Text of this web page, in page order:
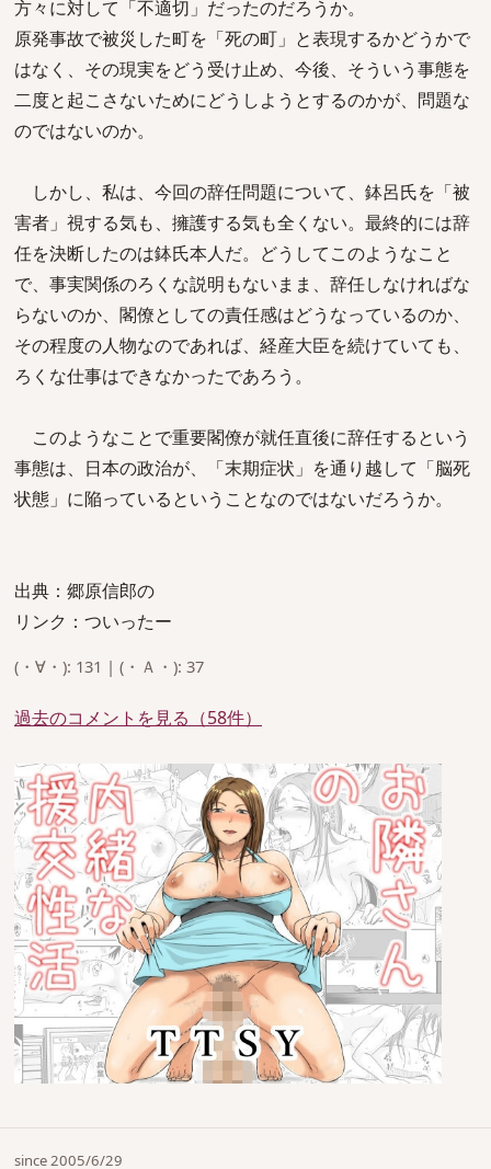
方々に対して「不適切」だったのだろうか。
原発事故で被災した町を「死の町」と表現するかどうかで
はなく、その現実をどう受け止め、今後、そういう事態を
二度と起こさないためにどうしようとするのかが、問題な
のではないのか。
しかし、私は、今回の辞任問題について、鉢呂氏を「被
害者」視する気も、擁護する気も全くない。最終的には辞
任を決断したのは鉢氏本人だ。どうしてこのようなこと
で、事実関係のろくな説明もないまま、辞任しなければな
らないのか、閣僚としての責任感はどうなっているのか、
その程度の人物なのであれば、経産大臣を続けていても、
ろくな仕事はできなかったであろう。
このようなことで重要閣僚が就任直後に辞任するという
事態は、日本の政治が、「末期症状」を通り越して「脳死
状態」に陥っているということなのではないだろうか。
出典：郷原信郎の
リンク：ついったー
(・∀・): 131 | (・Ａ・): 37
過去のコメントを見る（58件）
since 2005/6/29